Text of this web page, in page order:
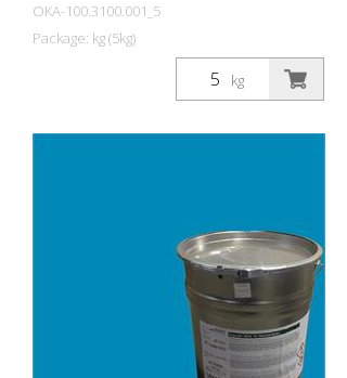
OKA-100.3100.001_5
Package: kg (5kg)
A STRAMAT útburkolati festékeket
elsősorban aszfalt- vagy
betonfelületeken használják, szegély-
kg